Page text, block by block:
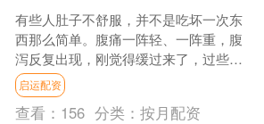
有些人肚子不舒服，并不是吃坏一次东
西那么简单。腹痛一阵轻、一阵重，腹
泻反复出现，刚觉得缓过来了，过些日
子又开始闹。起初可能只是饭后肚子咕
噜、排便次数增多，时间一....
启运配资
查看： 156 分类：按月配资